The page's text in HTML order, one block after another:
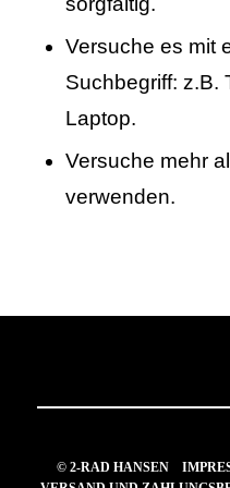
Versuche es mit
Suchbegriff: z.B.
Laptop.
Versuche mehr
verwenden.
© 2-RAD HANSEN